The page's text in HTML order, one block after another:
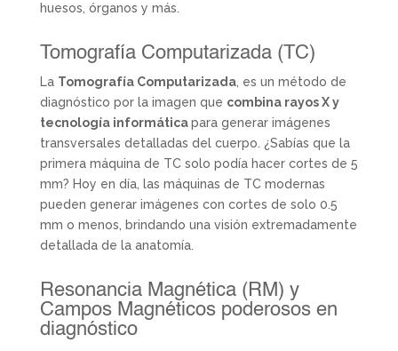
huesos, órganos y más.
Tomografía Computarizada (TC)
La Tomografía Computarizada, es un método de
diagnóstico por la imagen que combina rayos X y
tecnología informáticapara generar imágenes
transversales detalladas del cuerpo. ¿Sabías que la
primera máquina de TC solo podía hacer cortes de 5
mm? Hoy en día, las máquinas de TC modernas
pueden generar imágenes con cortes de solo 0.5
mm o menos, brindando una visión extremadamente
detallada de la anatomía.
Resonancia Magnética (RM) y
Campos Magnéticos poderosos en
diagnóstico